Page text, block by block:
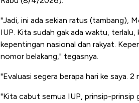
"Jadi, ini ada sekian ratus (tambang),
IUP. Kita sudah gak ada waktu, terlalu,
kepentingan nasional dan rakyat.
nomor belakang," tegasnya.
"Evaluasi segera berapa hari ke saya.
"Kita cabut semua IUP, prinsip-prinsip